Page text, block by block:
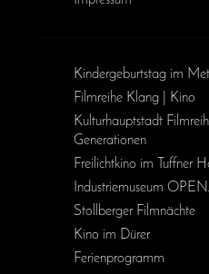
Kinder­geburts­tag im
Filmreihe Klang | Kino
Kulturhauptstadt
Generationen
Freilichtkino im Tuffner
Industriemuseum
Stollberger Filmnächte
Kino im Dürer
Ferienprogramm